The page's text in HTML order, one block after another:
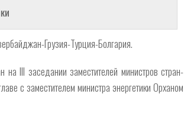
Грузия-Турция-Болгария.
на III заседании заместителей министров стран-
с заместителем министра энергетики Орханом